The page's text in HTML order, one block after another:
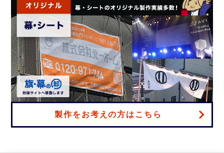
製作をお考えの方はこちら